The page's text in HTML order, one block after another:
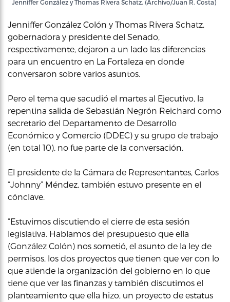
Jenniffer González y Thomas Rivera Schatz. (Archivo/Juan R. Costa)
Jenniffer González Colón y Thomas Rivera Schatz,
gobernadora y presidente del Senado,
respectivamente, dejaron a un lado las diferencias
para un encuentro en La Fortaleza en donde
conversaron sobre varios asuntos.
Pero el tema que sacudió el martes al Ejecutivo, la
repentina salida de Sebastián Negrón Reichard como
secretario del Departamento de Desarrollo
Económico y Comercio (DDEC) y su grupo de trabajo
(en total 10), no fue parte de la conversación.
El presidente de la Cámara de Representantes, Carlos
“Johnny” Méndez, también estuvo presente en el
cónclave.
“Estuvimos discutiendo el cierre de esta sesión
legislativa. Hablamos del presupuesto que ella
(González Colón) nos sometió, el asunto de la ley de
permisos, los dos proyectos que tienen que ver con lo
que atiende la organización del gobierno en lo que
tiene que ver las finanzas y también discutimos el
planteamiento que ella hizo, un proyecto de estatus